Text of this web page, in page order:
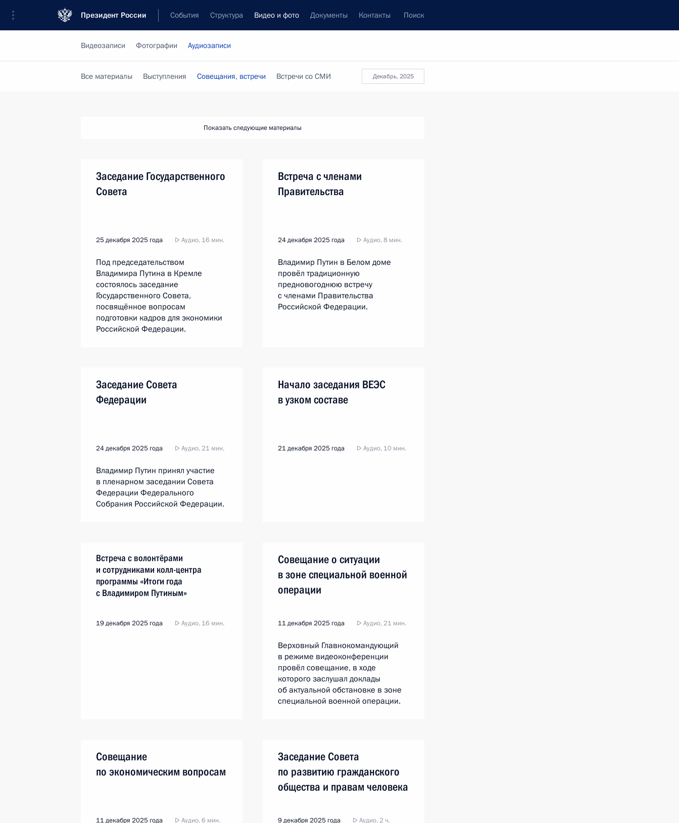
Президент России События Структура Видео и фото Документы Контакты Поиск
Видеозаписи Фотографии Аудиозаписи
декабрь, 2025
Все материалы Выступления Совещания, встречи Встречи со СМИ
Показать следующие материалы
Заседание Государственного
Совета
25 декабря 2025 года Аудио, 16 мин.
Под председательством
Владимира Путина в Кремле
состоялось заседание
Государственного Совета,
посвящённое вопросам
подготовки кадров для экономики
Российской Федерации.
Встреча с членами
Правительства
24 декабря 2025 года Аудио, 8 мин.
Владимир Путин в Белом доме
провёл традиционную
предновогоднюю встречу
с членами Правительства
Российской Федерации.
Заседание Совета
Федерации
24 декабря 2025 года Аудио, 21 мин.
Владимир Путин принял участие
в пленарном заседании Совета
Федерации Федерального
Собрания Российской Федерации.
Начало заседания ВЕЭС
в узком составе
21 декабря 2025 года Аудио, 10 мин.
Встреча с волонтёрами
и сотрудниками колл-центра
программы «Итоги года
с Владимиром Путиным»
19 декабря 2025 года Аудио, 16 мин.
Совещание о ситуации
в зоне специальной военной
операции
11 декабря 2025 года Аудио, 21 мин.
Верховный Главнокомандующий
в режиме видеоконференции
провёл совещание, в ходе
которого заслушал доклады
об актуальной обстановке в зоне
специальной военной операции.
Совещание
по экономическим вопросам
11 декабря 2025 года Аудио, 6 мин.
Заседание Совета
по развитию гражданского
общества и правам человека
9 декабря 2025 года Аудио, 2 ч.